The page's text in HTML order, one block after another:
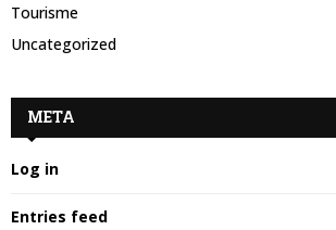
Tourisme
Uncategorized
META
Log in
Entries feed